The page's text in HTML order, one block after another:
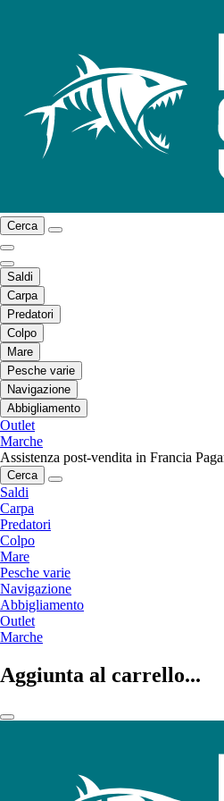
Cerca
Saldi
Carpa
Predatori
Colpo
Mare
Pesche varie
Navigazione
Abbigliamento
Outlet
Marche
Assistenza post-vendita in Francia
Cerca
Saldi
Carpa
Predatori
Colpo
Mare
Pesche varie
Navigazione
Abbigliamento
Outlet
Marche
Aggiunta al carrello...